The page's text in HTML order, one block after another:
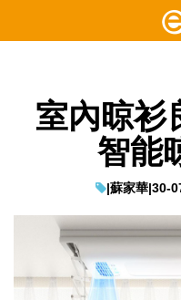
室內晾衫
智能
|蘇家華|30-